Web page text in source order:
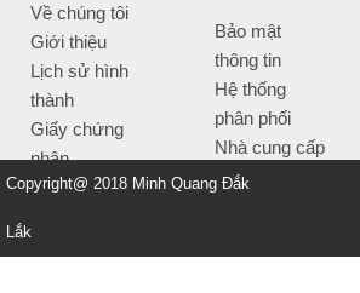
Về chúng tôi
Giới thiệu
Lịch sử hình
thành
Giấy chứng
nhận
Bảo mật
thông tin
Hệ thống
phân phối
Nhà cung cấp
Tiêu chí bán
Copyright@ 2018 Minh Quang Đắk
Lắk